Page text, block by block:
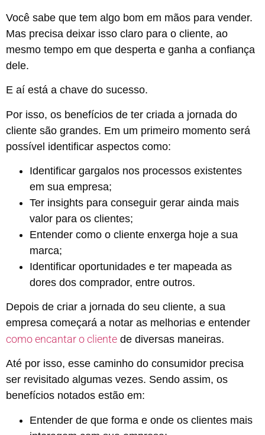
Você sabe que tem algo bom em mãos para vender.
Mas precisa deixar isso claro para o cliente, ao
mesmo tempo em que desperta e ganha a confiança
dele.
E aí está a chave do sucesso.
Por isso, os benefícios de ter criada a jornada do
cliente são grandes. Em um primeiro momento será
possível identificar aspectos como:
Identificar gargalos nos processos existentes
em sua empresa;
Ter insights para conseguir gerar ainda mais
valor para os clientes;
Entender como o cliente enxerga hoje a sua
marca;
Identificar oportunidades e ter mapeada as
dores dos comprador, entre outros.
Depois de criar a jornada do seu cliente, a sua
empresa começará a notar as melhorias e entender
como encantar o cliente de diversas maneiras.
Até por isso, esse caminho do consumidor precisa
ser revisitado algumas vezes. Sendo assim, os
benefícios notados estão em:
Entender de que forma e onde os clientes mais